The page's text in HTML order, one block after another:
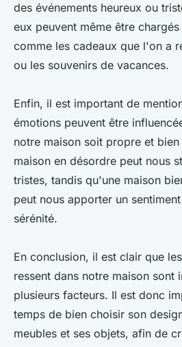
des événements heureux ou
eux peuvent même être
comme les cadeaux que l'on a
ou les souvenirs de vacances.
Enfin, il est important de
émotions peuvent être
notre maison soit propre et bien
maison en désordre peut nous
tristes, tandis qu'une maison
peut nous apporter un
sérénité.
En conclusion, il est clair que
ressent dans notre maison sont
plusieurs facteurs. Il est donc
temps de bien choisir son
meubles et ses objets, afin de